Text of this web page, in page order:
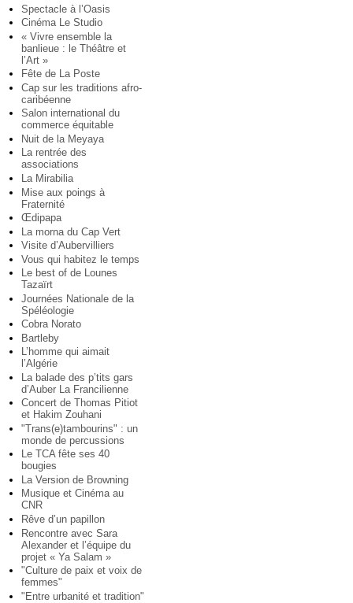
Spectacle à l’Oasis
Cinéma Le Studio
« Vivre ensemble la
banlieue : le Théâtre et
l’Art »
Fête de La Poste
Cap sur les traditions afro-
caribéenne
Salon international du
commerce équitable
Nuit de la Meyaya
La rentrée des
associations
La Mirabilia
Mise aux poings à
Fraternité
Œdipapa
La morna du Cap Vert
Visite d’Aubervilliers
Vous qui habitez le temps
Le best of de Lounes
Tazaïrt
Journées Nationale de la
Spéléologie
Cobra Norato
Bartleby
L’homme qui aimait
l’Algérie
La balade des p’tits gars
d’Auber La Francilienne
Concert de Thomas Pitiot
et Hakim Zouhani
"Trans(e)tambourins" : un
monde de percussions
Le TCA fête ses 40
bougies
La Version de Browning
Musique et Cinéma au
CNR
Rêve d’un papillon
Rencontre avec Sara
Alexander et l’équipe du
projet « Ya Salam »
"Culture de paix et voix de
femmes"
"Entre urbanité et tradition"